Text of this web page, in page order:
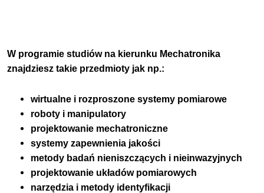
W programie studiów na kierunku Mechatronika
znajdziesz takie przedmioty jak np.:
wirtualne i rozproszone systemy pomiarowe
roboty i manipulatory
projektowanie mechatroniczne
systemy zapewnienia jakości
metody badań nieniszczących i nieinwazyjnych
projektowanie układów pomiarowych
narzędzia i metody identyfikacji